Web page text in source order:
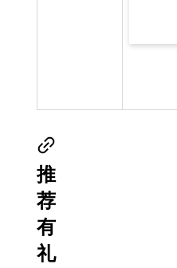
推
荐
有
礼